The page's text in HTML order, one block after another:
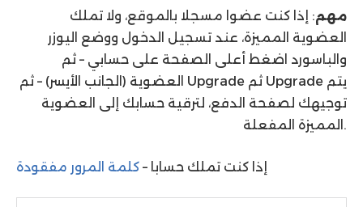
مهم: إذا كنت عضوا مسجلا بالموقع، ولا تملك
العضوية المميزة، عند تسجيل الدخول ووضع اليوزر
والباسورد اضغط أعلى الصفحة على حسابي – ثم
العضوية (الجانب الأيسر) – ثم Upgrade ثم Upgrade يتم
توجيهك لصفحة الدفع، لترقية حسابك إلى العضوية
المميزة المفعلة.
إذا كنت تملك حسابا – كلمة المرور مفقودة